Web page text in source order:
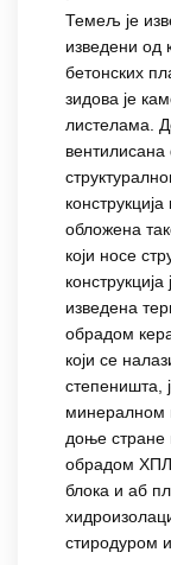
Темељ је
изведени од
бетонских
зидова је
листелама.
обложена
који носе
изведена
обрадом
који се
степеништа,
минералном
доње стране
обрадом ХПЛ
блока и аб
стиродуром